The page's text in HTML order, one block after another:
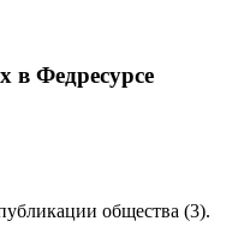
в Федресурсе
общества (3).